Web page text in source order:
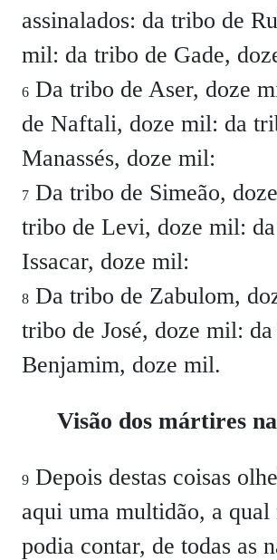
assinalados: da tribo de
mil: da tribo de Gade,
6 Da tribo de Aser, doze
de Naftali, doze mil: da
Manassés, doze mil:
7 Da tribo de Simeão,
tribo de Levi, doze mil:
Issacar, doze mil:
8 Da tribo de Zabulom,
tribo de José, doze mil:
Benjamim, doze mil.
Visão dos mártires
9 Depois destas coisas
aqui uma multidão, a qual
podia contar, de todas as